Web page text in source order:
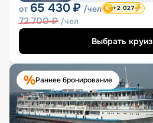
от 65 430 ₽ /чел
72 700₽ /чел
+2 027
Выбрать круиз
Раннее бронирование